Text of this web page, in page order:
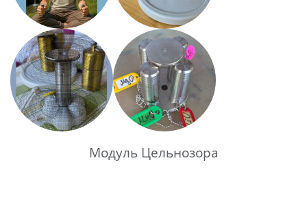
Модуль Цельнозора